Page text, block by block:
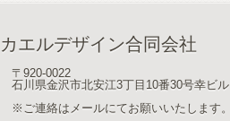
カエルデザイン合同会社
〒920-0022
石川県金沢市北安江3丁目10番30号幸ビル
※ご連絡はメールにてお願いいたします。